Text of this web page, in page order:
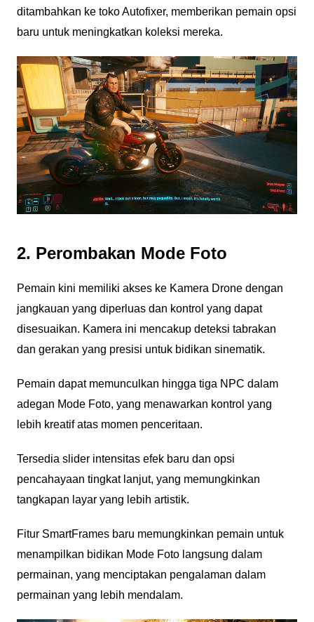
ditambahkan ke toko Autofixer, memberikan pemain opsi
baru untuk meningkatkan koleksi mereka.
2. Perombakan Mode Foto
Pemain kini memiliki akses ke Kamera Drone dengan
jangkauan yang diperluas dan kontrol yang dapat
disesuaikan. Kamera ini mencakup deteksi tabrakan
dan gerakan yang presisi untuk bidikan sinematik.
Pemain dapat memunculkan hingga tiga NPC dalam
adegan Mode Foto, yang menawarkan kontrol yang
lebih kreatif atas momen penceritaan.
Tersedia slider intensitas efek baru dan opsi
pencahayaan tingkat lanjut, yang memungkinkan
tangkapan layar yang lebih artistik.
Fitur SmartFrames baru memungkinkan pemain untuk
menampilkan bidikan Mode Foto langsung dalam
permainan, yang menciptakan pengalaman dalam
permainan yang lebih mendalam.